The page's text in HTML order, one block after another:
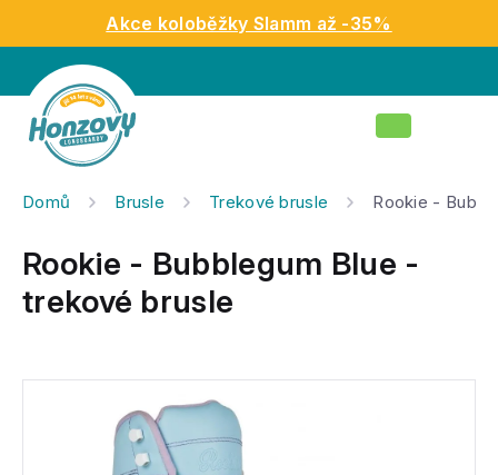
obsah
Akce koloběžky Slamm až -35%
Nákupní
Domů Brusle Trekové brusle Rookie -
Rookie - Bubblegum Blue -
trekové brusle